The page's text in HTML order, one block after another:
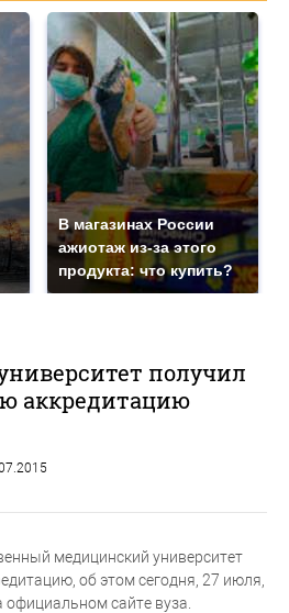
В магазинах России
ажиотаж из-за этого
продукта: что купить?
получил
аккредитацию
медицинский университет
об этом сегодня, 27 июля,
официальном сайте вуза.